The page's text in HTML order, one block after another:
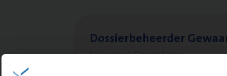
Dos­sier­be­heer­der
Insurance Operations